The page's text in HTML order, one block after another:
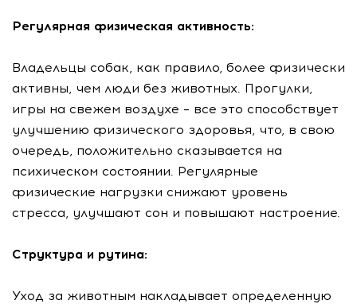
Регулярная физическая активность:
Владельцы собак, как правило, более физически
активны, чем люди без животных. Прогулки,
игры на свежем воздухе – все это способствует
улучшению физического здоровья, что, в свою
очередь, положительно сказывается на
психическом состоянии. Регулярные
физические нагрузки снижают уровень
стресса, улучшают сон и повышают настроение.
Структура и рутина:
Уход за животным накладывает определенную